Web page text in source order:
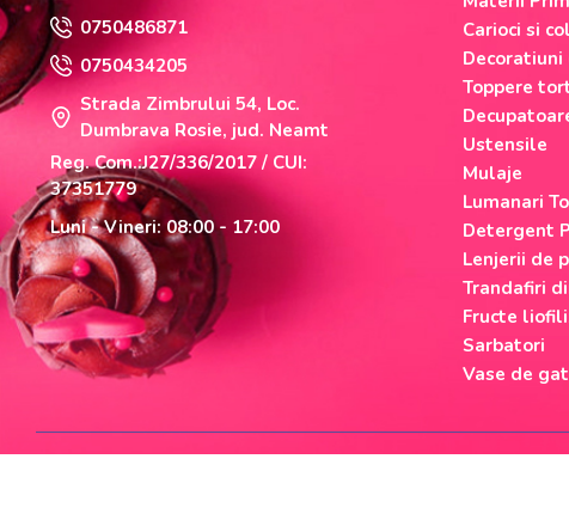
0750486871
0750434205
Strada Zimbrului 54, Loc.
Dumbrava Rosie, jud. Neamt
Reg. Com.:J27/336/2017 / CUI:
37351779
Luni - Vineri: 08:00 - 17:00
Carioci si
Decoratiuni
Toppere
Ustensile
Mulaje
Lumanari
Detergent
Lenjerii de
Trandafiri
Fructe
Sarbatori
Vase de